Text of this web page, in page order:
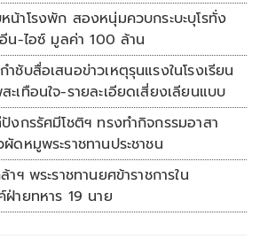
น้าโรงพัก สองหนุ่มควบกระบะบุโรทั่ง
อีน-ไอซ์ มูลค่า 100 ล้าน
ำชับสื่อเสนอข่าวเหตุรุนแรงในโรงเรียน
ะเทือนใจ-รายละเอียดเสี่ยงเลียนแบบ
ปังกรรัศมีโชติฯ ทรงทำกิจกรรมอาสา
ผัดหมูพระราชทานประชาชน
าฯ พระราชทานยศข้าราชการใน
ฝ่ายทหาร 19 นาย